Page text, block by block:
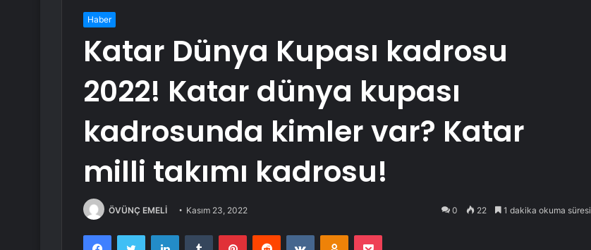
Haber
Katar Dünya Kupası kadrosu
2022! Katar dünya kupası
kadrosunda kimler var? Katar
milli takımı kadrosu!
ÖVÜNÇ EMELİ Kasım 23, 2022 0 22 1 dakika okuma süresi
FacebookTwitter LinkedInTumblr PinterestReddit VKontakteOdnoklassniki
Pocket